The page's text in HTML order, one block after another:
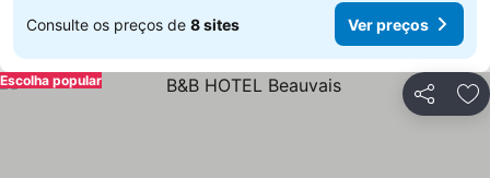
Consulte os preços de 8 sites Ver preços
Partilhar
Escolha popular